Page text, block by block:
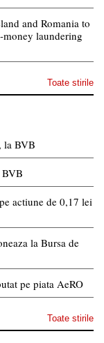
and Romania to
laundering
Toate stirile
la BVB
BVB
actiune de 0,17 lei
la Bursa de
pe piata AeRO
Toate stirile